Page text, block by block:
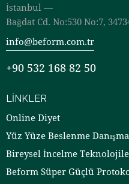
İstanbul —
Bağdat Cd. No:530 No:7,
info@beform.com.tr
+90 532 168 82 50
LINKLER
Online Diyet
Yüz Yüze Beslenme
Bireysel İncelme
Beform Süper Güçlü